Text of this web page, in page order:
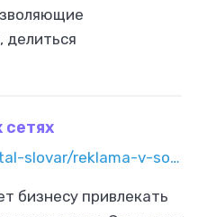
делиться
распространять
сетях
/didzhital-slovar/reklama-v-socialnyh-setyah
бизнесу привлекать